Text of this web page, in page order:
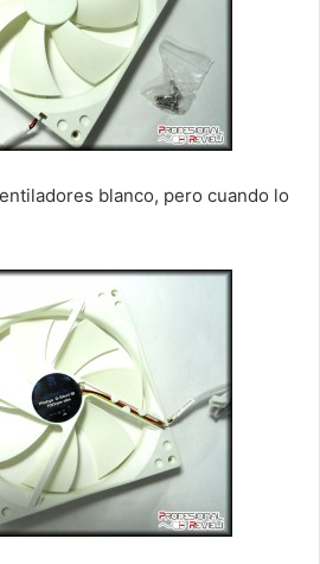
blanco, pero cuando lo